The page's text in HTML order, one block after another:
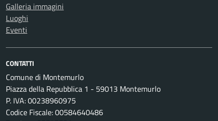
Galleria immagini
Luoghi
Eventi
CONTATTI
Comune di Montemurlo
Piazza della Repubblica 1 - 59013 Montemurlo
P. IVA: 00238960975
Codice Fiscale: 00584640486